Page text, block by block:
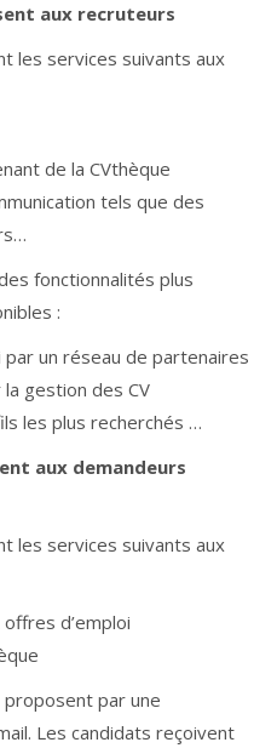
aux recruteurs
les services suivants aux
de la CVthèque
tels que des
fonctionnalités plus
:
par un réseau de partenaires
gestion des CV
les plus recherchés …
aux demandeurs
les services suivants aux
d’emploi
proposent par une
Les candidats reçoivent